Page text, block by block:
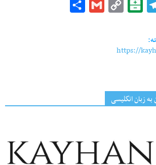
Telegram
Balatarin
Copy
Gmail
https://
زبان انگلیسی